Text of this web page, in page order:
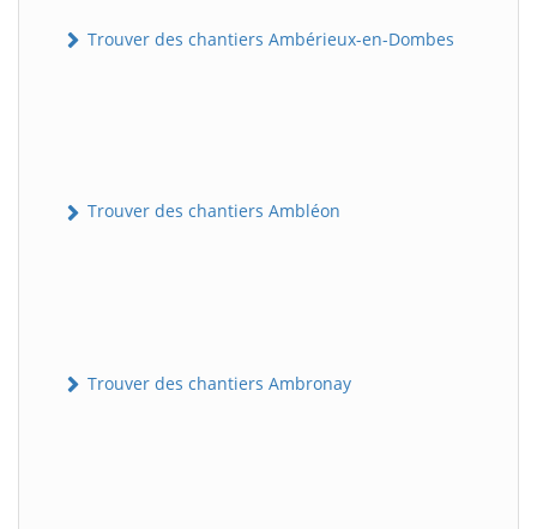
Trouver des chantiers Ambérieux-en-Dombes
Trouver des chantiers Ambléon
Trouver des chantiers Ambronay